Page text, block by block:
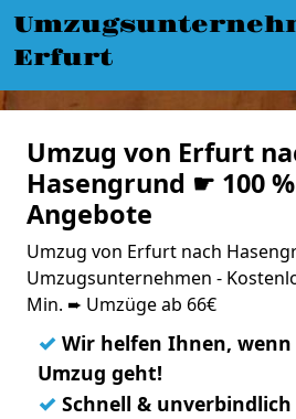
Erfurt
Umzug von Erfurt
Hasengrund ☛ 100
Angebote
Umzug von Erfurt nach
Umzugsunternehmen -
Min. ➨ Umzüge ab 66€
✓ Wir helfen Ihnen,
Umzug geht!
✓ Schnell &